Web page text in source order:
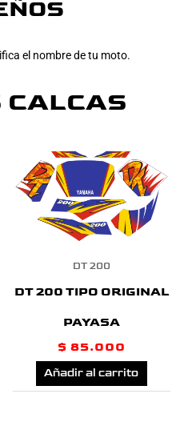
el nombre de tu moto.
CALCAS
DT 200
DT 200 TIPO ORIGINAL
PAYASA
$ 85.000
Añadir al carrito